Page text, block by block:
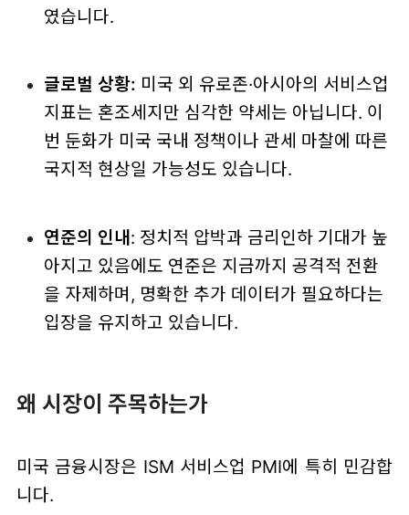
였습니다.
글로벌 상황: 미국 외 유로존·아시아의 서비스업
지표는 혼조세지만 심각한 약세는 아닙니다. 이
번 둔화가 미국 국내 정책이나 관세 마찰에 따른
국지적 현상일 가능성도 있습니다.
연준의 인내: 정치적 압박과 금리인하 기대가 높
아지고 있음에도 연준은 지금까지 공격적 전환
을 자제하며, 명확한 추가 데이터가 필요하다는
입장을 유지하고 있습니다.
왜 시장이 주목하는가
미국 금융시장은 ISM 서비스업 PMI에 특히 민감합
니다.